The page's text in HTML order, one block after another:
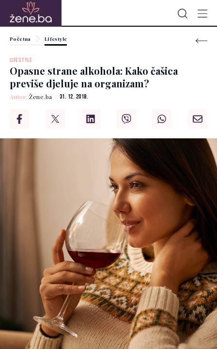
Početna Lifestyle
LIFESTYLE
Opasne strane alkohola: Kako čašica
previše djeluje na organizam?
Autor:Žene.ba 31. 12. 2018.